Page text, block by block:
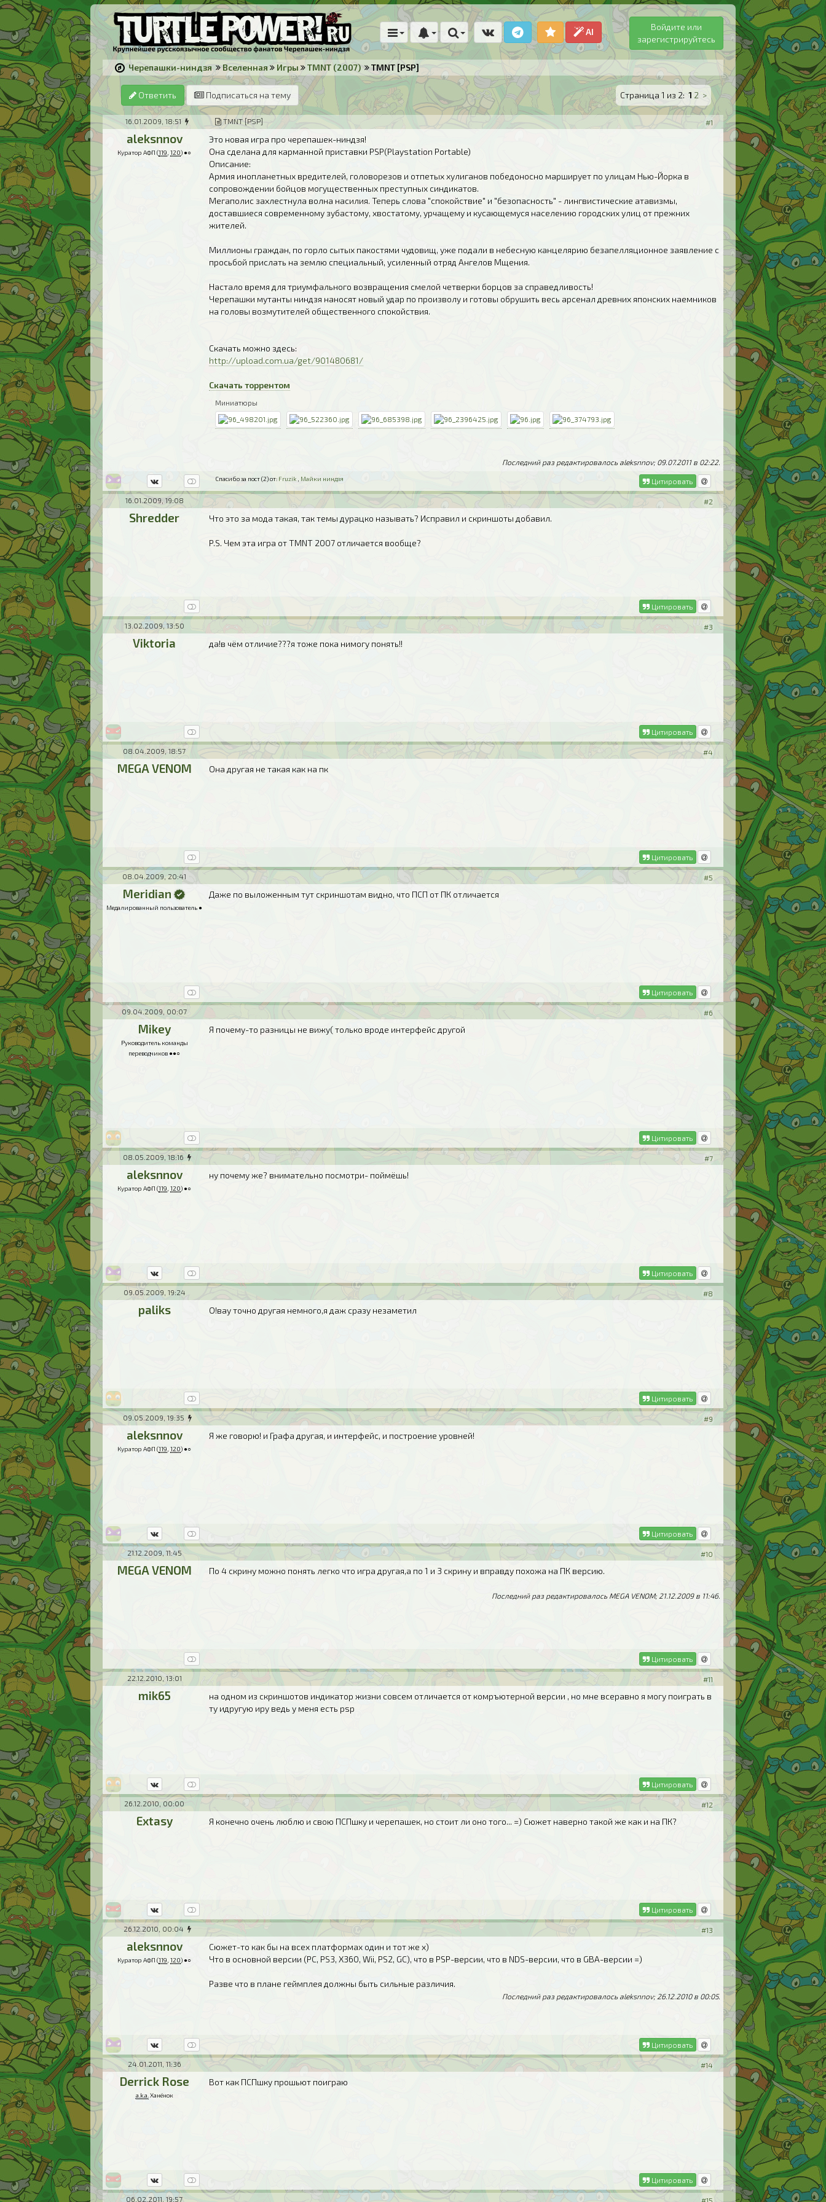
AI
Войдите или
зарегистрируйтесь
Черепашки-ниндзя Вселенная Игры TMNT (2007) TMNT [PSP]
Ответить Подписаться на тему Страница 1 из 2: 1 2 >
16.01.2009, 18:51 TMNT [PSP] #1
aleksnnov
Куратор АФП (119 ,120) ●○
Это новая игра про черепашек-ниндзя!
Она сделана для карманной приставки PSP(Playstation Portable)
Описание:
Армия инопланетных вредителей, головорезов и отпетых хулиганов победоносно марширует по улицам Нью-Йорка в
сопровождении бойцов могущественных преступных синдикатов.
Мегаполис захлестнула волна насилия. Теперь слова "спокойствие" и "безопасность" - лингвистические атавизмы,
доставшиеся современному зубастому, хвостатому, урчащему и кусающемуся населению городских улиц от прежних
жителей.
Миллионы граждан, по горло сытых пакостями чудовищ, уже подали в небесную канцелярию безапелляционное заявление с
просьбой прислать на землю специальный, усиленный отряд Ангелов Мщения.
Настало время для триумфального возвращения смелой четверки борцов за справедливость!
Черепашки мутанты ниндзя наносят новый удар по произволу и готовы обрушить весь арсенал древних японских наемников
на головы возмутителей общественного спокойствия.
Скачать можно здесь:
http://upload.com.ua/get/901480681/
Скачать торрентом
Миниатюры
Последний раз редактировалось aleksnnov; 09.07.2011 в 02:22.
Спасибо за пост (2) от: Fruzik Майки ниндзя Цитировать
16.01.2009, 19:08 #2
Shredder Что это за мода такая, так темы дурацко называть? Исправил и скриншоты добавил.
P.S. Чем эта игра от TMNT 2007 отличается вообще?
Цитировать
13.02.2009, 13:50 #3
Viktoria да!в чём отличие???я тоже пока нимогу понять!!
Цитировать
08.04.2009, 18:57 #4
MEGA VENOM Она другая не такая как на пк
Цитировать
08.04.2009, 20:41 #5
Meridian
Медалированный пользователь ●
Даже по выложенным тут скриншотам видно, что ПСП от ПК отличается
Цитировать
09.04.2009, 00:07 #6
Mikey
Руководитель команды
переводчиков ●●○
Я почему-то разницы не вижу( только вроде интерфейс другой
Цитировать
08.05.2009, 18:16 #7
aleksnnov
Куратор АФП (119 ,120) ●○
ну почему же? внимательно посмотри- поймёшь!
Цитировать
09.05.2009, 19:24 #8
paliks О!вау точно другая немного,я даж сразу незаметил
Цитировать
09.05.2009, 19:35 #9
aleksnnov
Куратор АФП (119 ,120) ●○
Я же говорю! и Графа другая, и интерфейс, и построение уровней!
Цитировать
21.12.2009, 11:45 #10
MEGA VENOM По 4 скрину можно понять легко что игра другая,а по 1 и 3 скрину и вправду похожа на ПК версию.
Последний раз редактировалось MEGA VENOM; 21.12.2009 в 11:46.
Цитировать
22.12.2010, 13:01 #11
mik65
на одном из скриншотов индикатор жизни совсем отличается от комръютерной версии , но мне всеравно я могу поиграть в
ту идругую иру ведь у меня есть psp
Цитировать
26.12.2010, 00:00 #12
Extasy Я конечно очень люблю и свою ПСПшку и черепашек, но стоит ли оно того... =) Сюжет наверно такой же как и на ПК?
Цитировать
26.12.2010, 00:04 #13
aleksnnov
Куратор АФП (119 ,120) ●○
Сюжет-то как бы на всех платформах один и тот же x)
Что в основной версии (PC, PS3, X360, Wii, PS2, GC), что в PSP-версии, что в NDS-версии, что в GBA-версии =)
Разве что в плане геймплея должны быть сильные различия.
Последний раз редактировалось aleksnnov; 26.12.2010 в 00:05.
Цитировать
24.01.2011, 11:36 #14
Derrick Rose
a.k.a. Ханёнок
Вот как ПСПшку прошьют поиграю
Цитировать
06.02.2011, 19:57 #15